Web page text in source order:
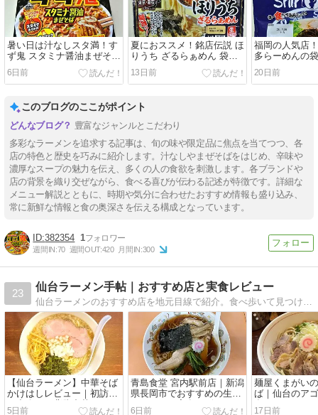
暑い日は汁なしスタ満！す
ず鬼 スタミナ醤油まぜそば
カップ麺！明星 ファミマル
6日前
夏におススメ！銘店伝説 ほ
りうち ざるらぁめん 袋生
麺！醤油味 アイランド食品
13日前
福岡の人気店
多らーめんの
20日前
このブログのここがポイント
豊富なジャンルとこだわり
多彩なラーメンを追求する記事は、旬の味や限定品に焦点を当てつつ、各
店の特色と歴史を巧みに紹介します。汁なしやまぜそばをはじめ、辛味や
濃厚なスープの魅力を伝え、多くの人の食欲を刺激します。各ブランドや
店の背景を織り交ぜながら、食べる喜びが伝わる記述が特徴です。詳細な
メニュー解説とともに、時期や気分に合わせたおすすめ情報も盛り込み、
常に新鮮な情報と食の奥深さを伝える構成となっています。
382354 1
週間IN:70 週間OUT:420 月間IN:300
23
仙台ラーメン手帖｜おすすめ店と実食レビュー
仙台ラーメンのおすすめ店を地元目線で紹介。食べ歩いて見つけた本当に美味しい一杯を厳選掲載。
【仙台ラーメン】中華そば
かけはしレビュー｜初訪問
で出会った背脂中華そばの
5日前
青島食堂 宮内駅前店｜新潟
県長岡市でおすすめの生姜
ラーメンを実食レビュー
6日前
麺屋くまがい
ば｜仙台のア
17日前